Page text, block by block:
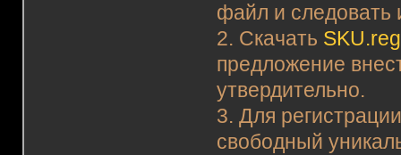
файл и следовать
2. Скачать SKU.reg
предложение
утвердительно.
3. Для
свободный